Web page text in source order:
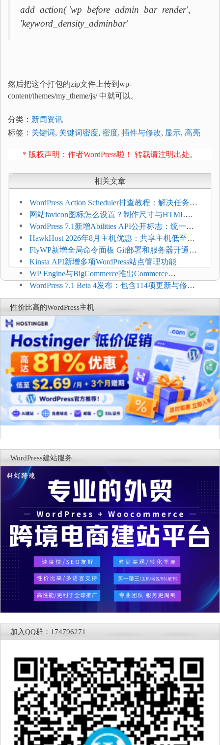
add_action( 'wp_before_admin_bar_render',
'keyword_density_adminbar'
然后把这个打包的zip文件上传到wp-
content/themes/my_theme/js/ 中就可以。
分类： 新闻资讯
标签： 关键词, 关键词密度, 密度, 插件与修改, 显示, 高亮
* 版权声明：作者WordPress啦！ 转载请注明出处。
相关文章
WordPress Action Scheduler排查教程：解决任务积
压和订单延迟
网站favicon图标怎么设置？制作尺寸与HTML添
加方法
WordPress 7.1新增Abilities API公开标志：统一支
持REST API、MCP与AI代理
HawkHost 2026年8月主机优惠：共享主机低至
$2.61/月，高性能主机同步折扣
FlyWP新增全局命令面板 Git部署和服务器开通更
方便
Kinsta API新增多项WordPress站点管理功能
WP Engine与BigCommerce推出Commerce
Connect：WordPress商店可保留前台体验并扩展电
商能力
WordPress 7.1 Beta 4发布：包含114项更新与修
复，仅建议在测试环境体验
性价比高的WordPress主机
WordPress建站服务
加入QQ群：174796271